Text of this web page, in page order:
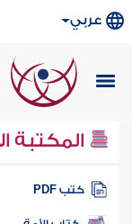
عربي
المكتبة
كتب PDF